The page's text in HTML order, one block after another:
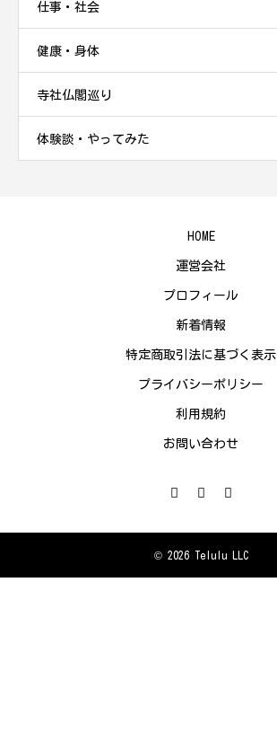
仕事・社会
健康・身体
寺社仏閣巡り
体験談・やってみた
HOME
運営会社
プロフィール
新着情報
特定商取引法に基づく表示
プライバシーポリシー
利用規約
お問い合わせ
© 2026 Telulu LLC